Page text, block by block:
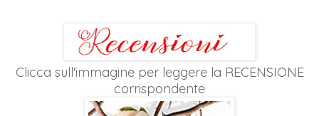
Clicca sull'immagine per leggere la RECENSIONE
corrispondente